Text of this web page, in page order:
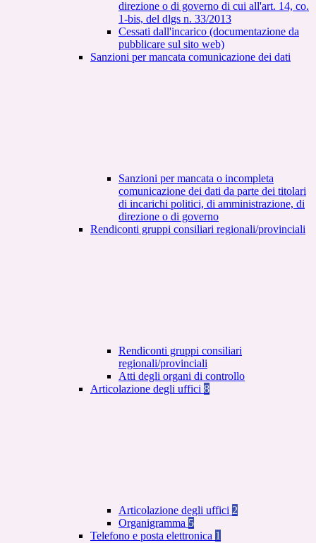
direzione o di governo di cui all'art. 14, co.
1-bis, del dlgs n. 33/2013
Cessati dall'incarico (documentazione da
pubblicare sul sito web)
Sanzioni per mancata comunicazione dei dati
Sanzioni per mancata o incompleta
comunicazione dei dati da parte dei titolari
di incarichi politici, di amministrazione, di
direzione o di governo
Rendiconti gruppi consiliari regionali/provinciali
Rendiconti gruppi consiliari
regionali/provinciali
Atti degli organi di controllo
Articolazione degli uffici 8
Articolazione degli uffici 2
Organigramma 5
Telefono e posta elettronica 1